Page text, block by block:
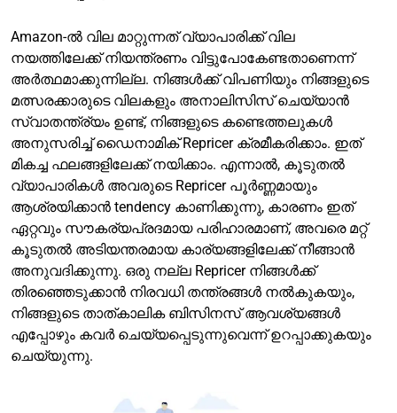
Amazon-ൽ വില മാറ്റുന്നത് വ്യാപാരിക്ക് വില
നയത്തിലേക്ക് നിയന്ത്രണം വിട്ടുപോകേണ്ടതാണെന്ന്
അർത്ഥമാക്കുന്നില്ല. നിങ്ങൾക്ക് വിപണിയും നിങ്ങളുടെ
മത്സരക്കാരുടെ വിലകളും അനാലിസിസ് ചെയ്യാൻ
സ്വാതന്ത്ര്യം ഉണ്ട്, നിങ്ങളുടെ കണ്ടെത്തലുകൾ
അനുസരിച്ച് ഡൈനാമിക് Repricer ക്രമീകരിക്കാം. ഇത്
മികച്ച ഫലങ്ങളിലേക്ക് നയിക്കാം. എന്നാൽ, കൂടുതൽ
വ്യാപാരികൾ അവരുടെ Repricer പൂർണ്ണമായും
ആശ്രയിക്കാൻ tendency കാണിക്കുന്നു, കാരണം ഇത്
ഏറ്റവും സൗകര്യപ്രദമായ പരിഹാരമാണ്, അവരെ മറ്റ്
കൂടുതൽ അടിയന്തരമായ കാര്യങ്ങളിലേക്ക് നീങ്ങാൻ
അനുവദിക്കുന്നു. ഒരു നല്ല Repricer നിങ്ങൾക്ക്
തിരഞ്ഞെടുക്കാൻ നിരവധി തന്ത്രങ്ങൾ നൽകുകയും,
നിങ്ങളുടെ താത്കാലിക ബിസിനസ് ആവശ്യങ്ങൾ
എപ്പോഴും കവർ ചെയ്യപ്പെടുന്നുവെന്ന് ഉറപ്പാക്കുകയും
ചെയ്യുന്നു.